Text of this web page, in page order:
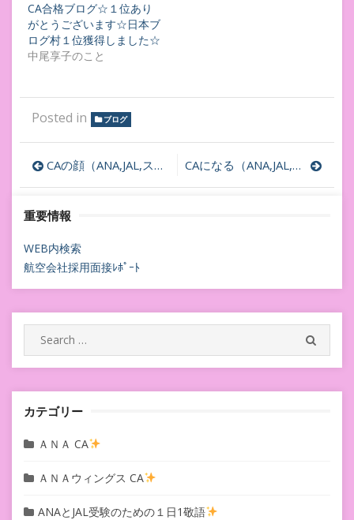
CA合格ブログ☆１位あり
がとうございます☆日本ブ
ログ村１位獲得しました☆
中尾享子のこと
Posted in ブログ
投
稿
ナ
ビ
ゲ
ー
シ
ョ
ン
CAの顔（ANA,JAL,スタフラ、スカイマーク、外資系）をつくるために！ CAになる（ANA,JAL,スタフラ、スカイマーク、外資系）！
重要情報
WEB内検索
航空会社採用面接ﾚﾎﾟｰﾄ
Search
for:
カテゴリー
ＡＮＡ CA
ＡＮＡウィングス CA
ANAとJAL受験のための１日1敬語